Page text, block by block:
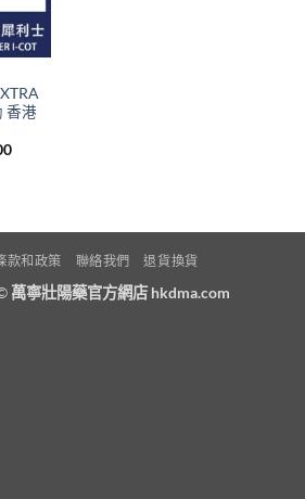
香港
Price
款和政策 聯絡我們 退貨換貨
萬寧壯陽藥官方網店 hkdma.com